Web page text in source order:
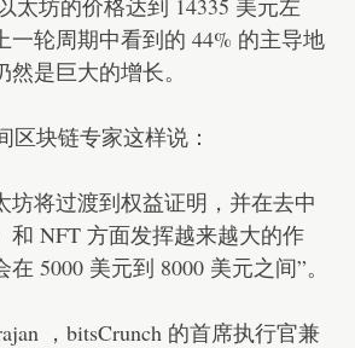
一轮周期中看到的 44% 的主导地
是巨大的增长。
区块链专家这样说：
坊将过渡到权益证明，并在去中
和 NFT 方面发挥越来越大的作
5000 美元到 8000 美元之间”。
，bitsCrunch 的首席执行官兼